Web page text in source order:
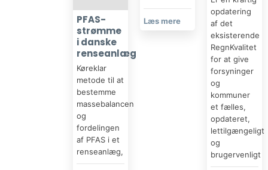
​​PFAS-
strømme
i danske
renseanlæg
Køreklar
metode til at
bestemme
massebalancen
og
fordelingen
af PFAS i et
renseanlæg,
Læs mere​
opdatering
af det
eksisterende
RegnKvalitet
for at give
forsyninger
og
kommuner
et fælles,
opdateret,
lettilgængeligt
og
brugervenligt